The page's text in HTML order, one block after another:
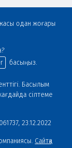
Басылым
сілтеме
23.12.2022
Сайтқа
одан жоғары
басыңыз.